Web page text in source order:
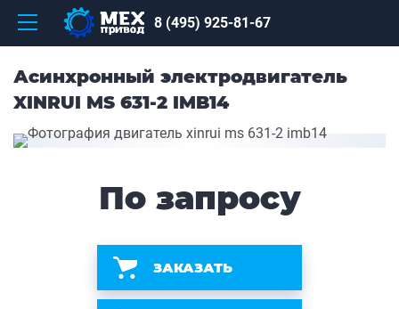
8 (495) 925-81-67
Асинхронный электродвигатель
XINRUI MS 631-2 IMB14
По запросу
ЗАКАЗАТЬ